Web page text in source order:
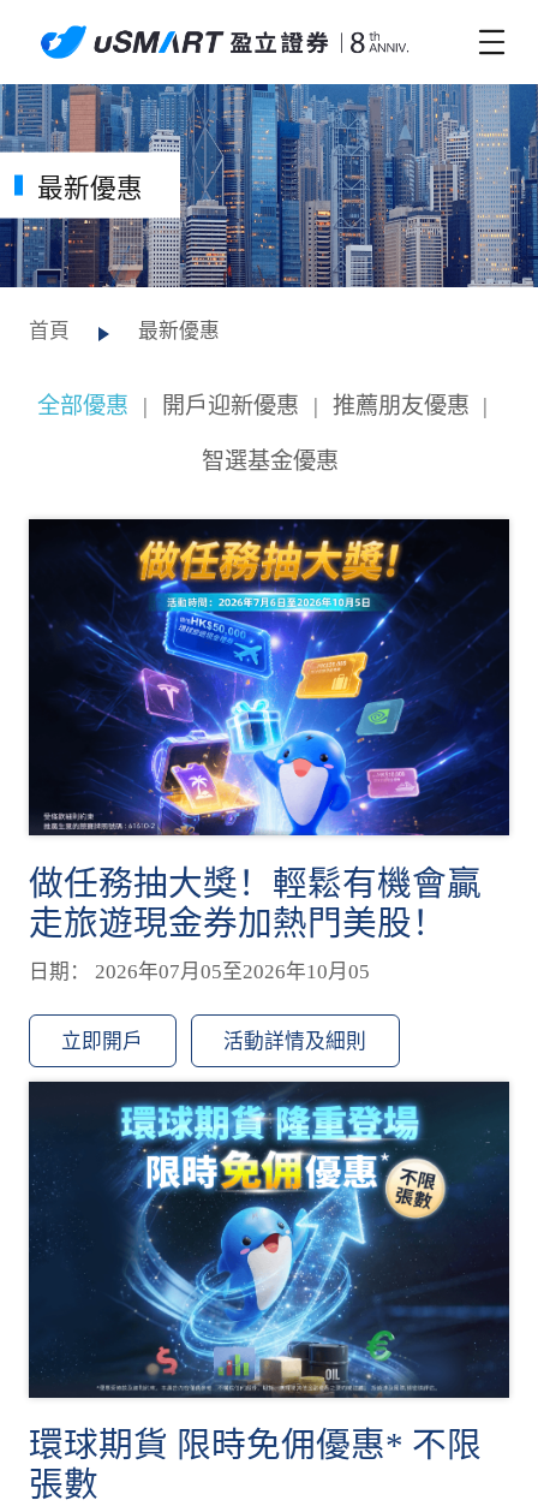
最新優惠
首頁 最新優惠
全部優惠 | 開戶迎新優惠 | 推薦朋友優惠 |
智選基金優惠
做任務抽大獎！輕鬆有機會贏
走旅遊現金券加熱門美股！
日期： 2026年07月05至2026年10月05
立即開戶 活動詳情及細則
環球期貨 限時免佣優惠* 不限
張數